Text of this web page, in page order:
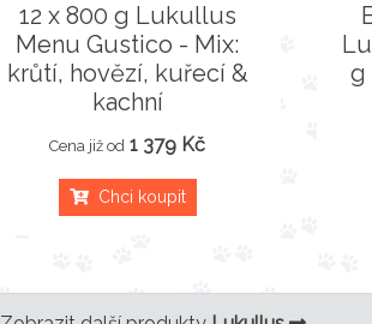
12 x 800 g Lukullus
Menu Gustico - Mix:
krůtí, hovězí, kuřecí &
kachní
Cena již od 1 379 Kč
Chci koupit
g